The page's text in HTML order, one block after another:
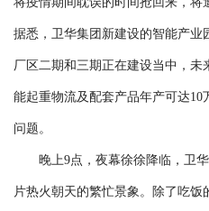
据悉，卫华集团新建设的智能产业
厂区二期和三期正在建设当中，未
能起重物流及配套产品年产可达
问题。
晚上9点，夜幕徐徐降临，卫华
片热火朝天的繁忙景象。除了吃饭